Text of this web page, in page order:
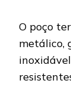
O poço
metálico,